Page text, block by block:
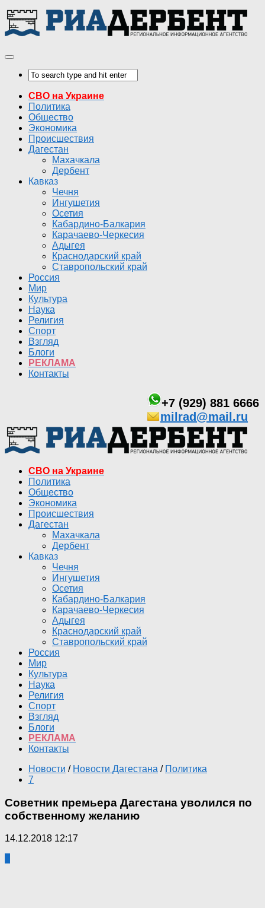
СВО на Украине
Политика
Общество
Экономика
Происшествия
Дагестан
Махачкала
Дербент
Кавказ
Чечня
Ингушетия
Осетия
Кабардино-Балкария
Карачаево-Черкесия
Адыгея
Краснодарский край
Ставропольский край
Россия
Мир
Культура
Наука
Религия
Спорт
Взгляд
Блоги
РЕКЛАМА
Контакты
+7 (929) 881 6666
milrad@mail.ru
СВО на Украине
Политика
Общество
Экономика
Происшествия
Дагестан
Махачкала
Дербент
Кавказ
Чечня
Ингушетия
Осетия
Кабардино-Балкария
Карачаево-Черкесия
Адыгея
Краснодарский край
Ставропольский край
Россия
Мир
Культура
Наука
Религия
Спорт
Взгляд
Блоги
РЕКЛАМА
Контакты
Новости / Новости Дагестана / Политика
7
Советник премьера Дагестана уволился по
собственному желанию
14.12.2018 12:17